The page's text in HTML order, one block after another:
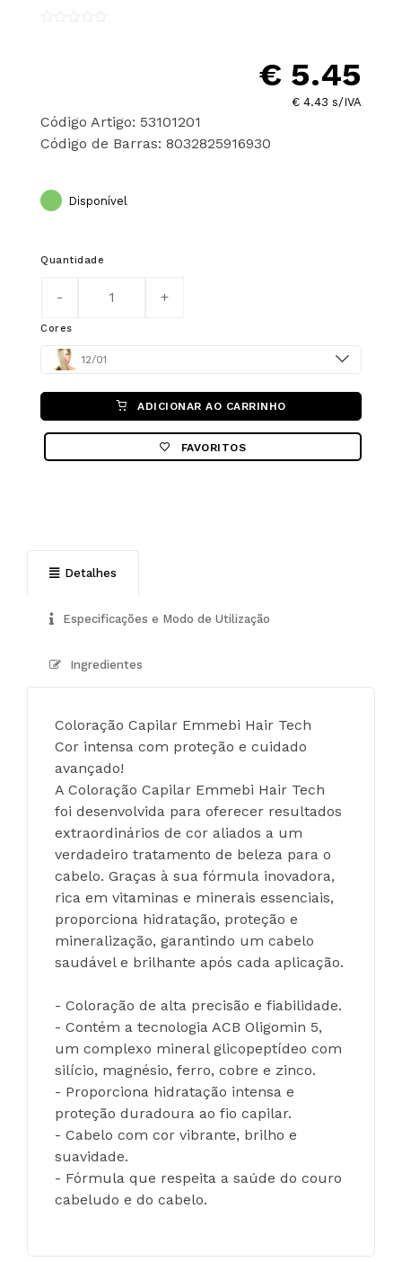
€ 5.45
€ 4.43 s/IVA
Código Artigo: 53101201
Código de Barras: 8032825916930
Disponível
Quantidade
Cores
Color 12/01
ADICIONAR AO CARRINHO
FAVORITOS
Detalhes
Especificações e Modo de Utilização
Ingredientes
Coloração Capilar Emmebi Hair Tech
Cor intensa com proteção e cuidado
avançado!
A Coloração Capilar Emmebi Hair Tech
foi desenvolvida para oferecer resultados
extraordinários de cor aliados a um
verdadeiro tratamento de beleza para o
cabelo. Graças à sua fórmula inovadora,
rica em vitaminas e minerais essenciais,
proporciona hidratação, proteção e
mineralização, garantindo um cabelo
saudável e brilhante após cada aplicação.
- Coloração de alta precisão e fiabilidade.
- Contém a tecnologia ACB Oligomin 5,
um complexo mineral glicopeptídeo com
silício, magnésio, ferro, cobre e zinco.
- Proporciona hidratação intensa e
proteção duradoura ao fio capilar.
- Cabelo com cor vibrante, brilho e
suavidade.
- Fórmula que respeita a saúde do couro
cabeludo e do cabelo.